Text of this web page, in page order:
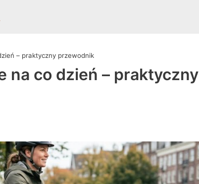
– praktyczny przewodnik
na co dzień – praktyczny